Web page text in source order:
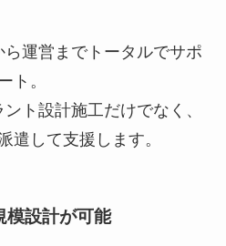
運営までトータルでサポ
ト。
ト設計施工だけでなく、
遣して支援します。
模設計が可能